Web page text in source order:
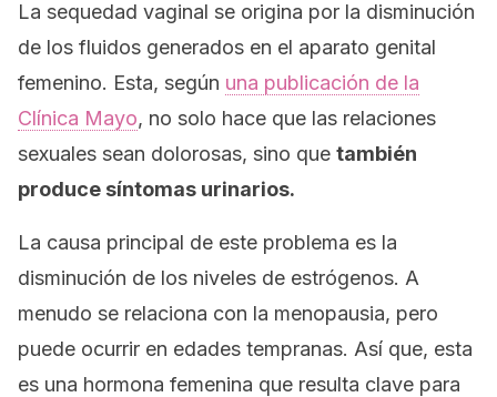
La sequedad vaginal se origina por la disminución
de los fluidos generados en el aparato genital
femenino. Esta, según una publicación de la
Clínica Mayo, no solo hace que las relaciones
sexuales sean dolorosas, sino que también
produce síntomas urinarios.
La causa principal de este problema es la
disminución de los niveles de estrógenos. A
menudo se relaciona con la menopausia, pero
puede ocurrir en edades tempranas. Así que, esta
es una hormona femenina que resulta clave para